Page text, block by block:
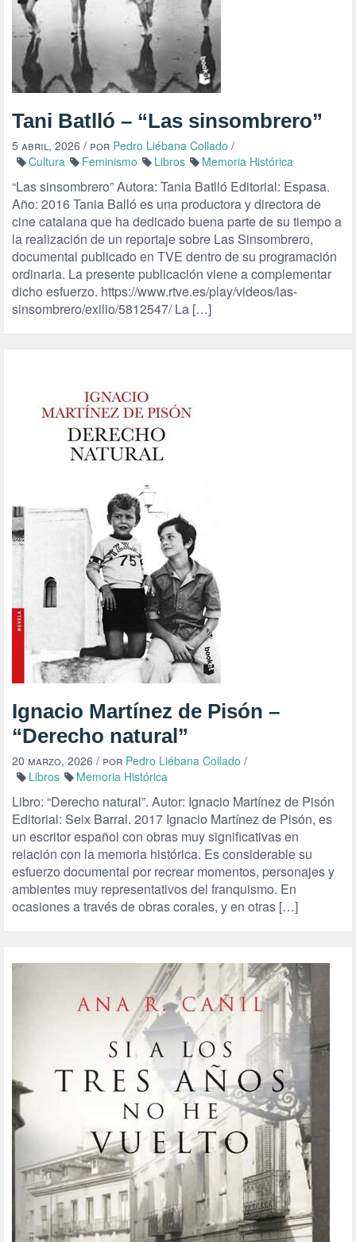
Tani Batlló – “Las sinsombrero”
5 abril, 2026 / por Pedro Liébana Collado /
Cultura
Feminismo Libros Memoria Histórica
“Las sinsombrero” Autora: Tania Batlló Editorial: Espasa.
Año: 2016 Tania Balló es una productora y directora de
cine catalana que ha dedicado buena parte de su tiempo a
la realización de un reportaje sobre Las Sinsombrero,
documental publicado en TVE dentro de su programación
ordinaria. La presente publicación viene a complementar
dicho esfuerzo. https://www.rtve.es/play/videos/las-
sinsombrero/exilio/5812547/ La […]
Ignacio Martínez de Pisón –
“Derecho natural”
20 marzo, 2026 / por Pedro Liébana Collado /
Libros
Memoria Histórica
Libro: “Derecho natural”. Autor: Ignacio Martínez de Pisón
Editorial: Seix Barral. 2017 Ignacio Martínez de Pisón, es
un escritor español con obras muy significativas en
relación con la memoria histórica. Es considerable su
esfuerzo documental por recrear momentos, personajes y
ambientes muy representativos del franquismo. En
ocasiones a través de obras corales, y en otras […]